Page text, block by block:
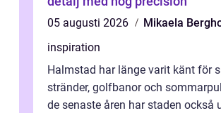
05 augusti 2026
Mikaela
inspiration
Halmstad har länge varit känt för
stränder, golfbanor och
de senaste åren har staden också